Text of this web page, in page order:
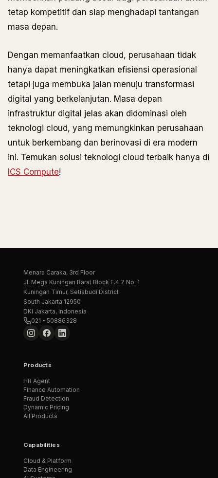
tetap kompetitif dan siap menghadapi tantangan
masa depan.
Dengan memanfaatkan cloud, perusahaan tidak
hanya dapat meningkatkan efisiensi operasional
tetapi juga membuka jalan menuju transformasi
digital yang berkelanjutan. Masa depan
infrastruktur digital jelas akan didominasi oleh
teknologi cloud, yang memungkinkan perusahaan
untuk berkembang dan berinovasi di era modern
ini. Temukan solusi teknologi cloud terbaik hanya di
ICS Compute!
Menara Caraka, 3rd Floor
Jl. Mega Kuningan Barat Block E.4.7 No. 1
Kuningan Timur, Setiabudi District
South Jakarta 12950
DKI Jakarta, Indonesia
021 - 50886328
Products
HR Agent
Finance Automation
Fraud Detection
Dynamic Pricing
All Products
Capabilities
Cloud & Platform
Data Engineering